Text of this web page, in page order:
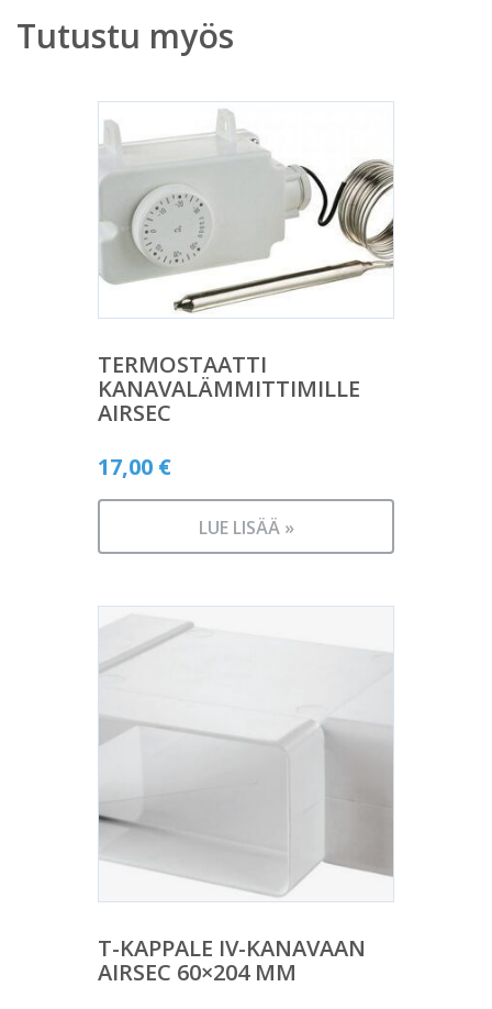
Tutustu myös
TERMOSTAATTI
KANAVALÄMMITTIMILLE
AIRSEC
17,00 €
LUE LISÄÄ »
T-KAPPALE IV-KANAVAAN
AIRSEC 60×204 MM